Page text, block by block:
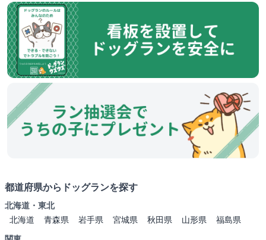
都道府県からドッグランを探す
北海道・東北
北海道
青森県 岩手県 宮城県 秋田県 山形県
福島県